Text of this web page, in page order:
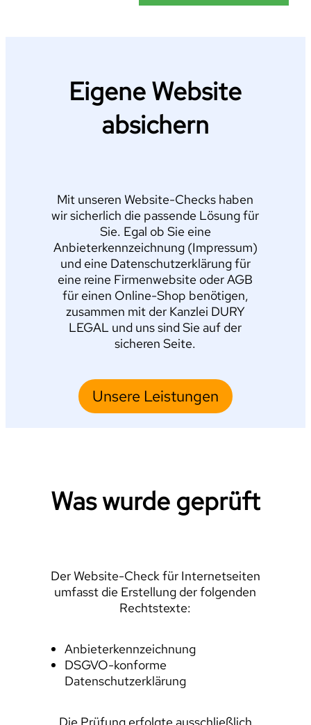
Eigene Website
absichern
Mit unseren Website-Checks haben
wir sicherlich die passende Lösung für
Sie. Egal ob Sie eine
Anbieterkennzeichnung (Impressum)
und eine Datenschutzerklärung für
eine reine Firmenwebsite oder AGB
für einen Online-Shop benötigen,
zusammen mit der Kanzlei DURY
LEGAL und uns sind Sie auf der
sicheren Seite.
Unsere Leistungen
Was wurde geprüft
Der Website-Check für Internetseiten
umfasst die Erstellung der folgenden
Rechtstexte:
Anbieterkennzeichnung
DSGVO-konforme
Datenschutzerklärung